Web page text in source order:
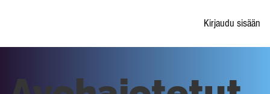
Kirjaudu sisään